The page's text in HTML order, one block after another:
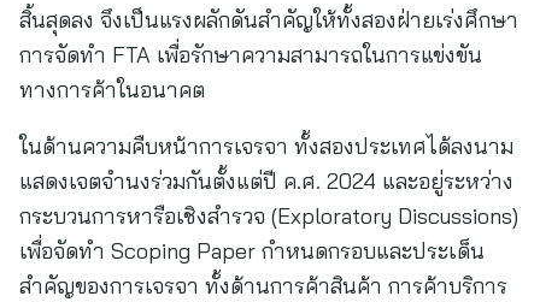
สิ้นสุดลง จึงเป็นแรงผลักดันสำคัญให้ทั้งสองฝ่ายเร่งศึกษา
การจัดทำ FTA เพื่อรักษาความสามารถในการแข่งขัน
ทางการค้าในอนาคต
ในด้านความคืบหน้าการเจรจา ทั้งสองประเทศได้ลงนาม
แสดงเจตจำนงร่วมกันตั้งแต่ปี ค.ศ. 2024 และอยู่ระหว่าง
กระบวนการหารือเชิงสำรวจ (Exploratory Discussions)
เพื่อจัดทำ Scoping Paper กำหนดกรอบและประเด็น
สำคัญของการเจรจา ทั้งด้านการค้าสินค้า การค้าบริการ